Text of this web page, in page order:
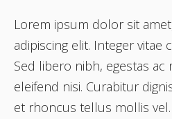
Lorem ipsum dolor sit
adipiscing elit. Integer vitae
Sed libero nibh, egestas ac
eleifend nisi. Curabitur
et rhoncus tellus mollis